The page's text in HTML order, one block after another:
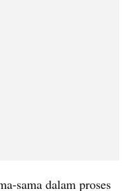
sama dalam proses